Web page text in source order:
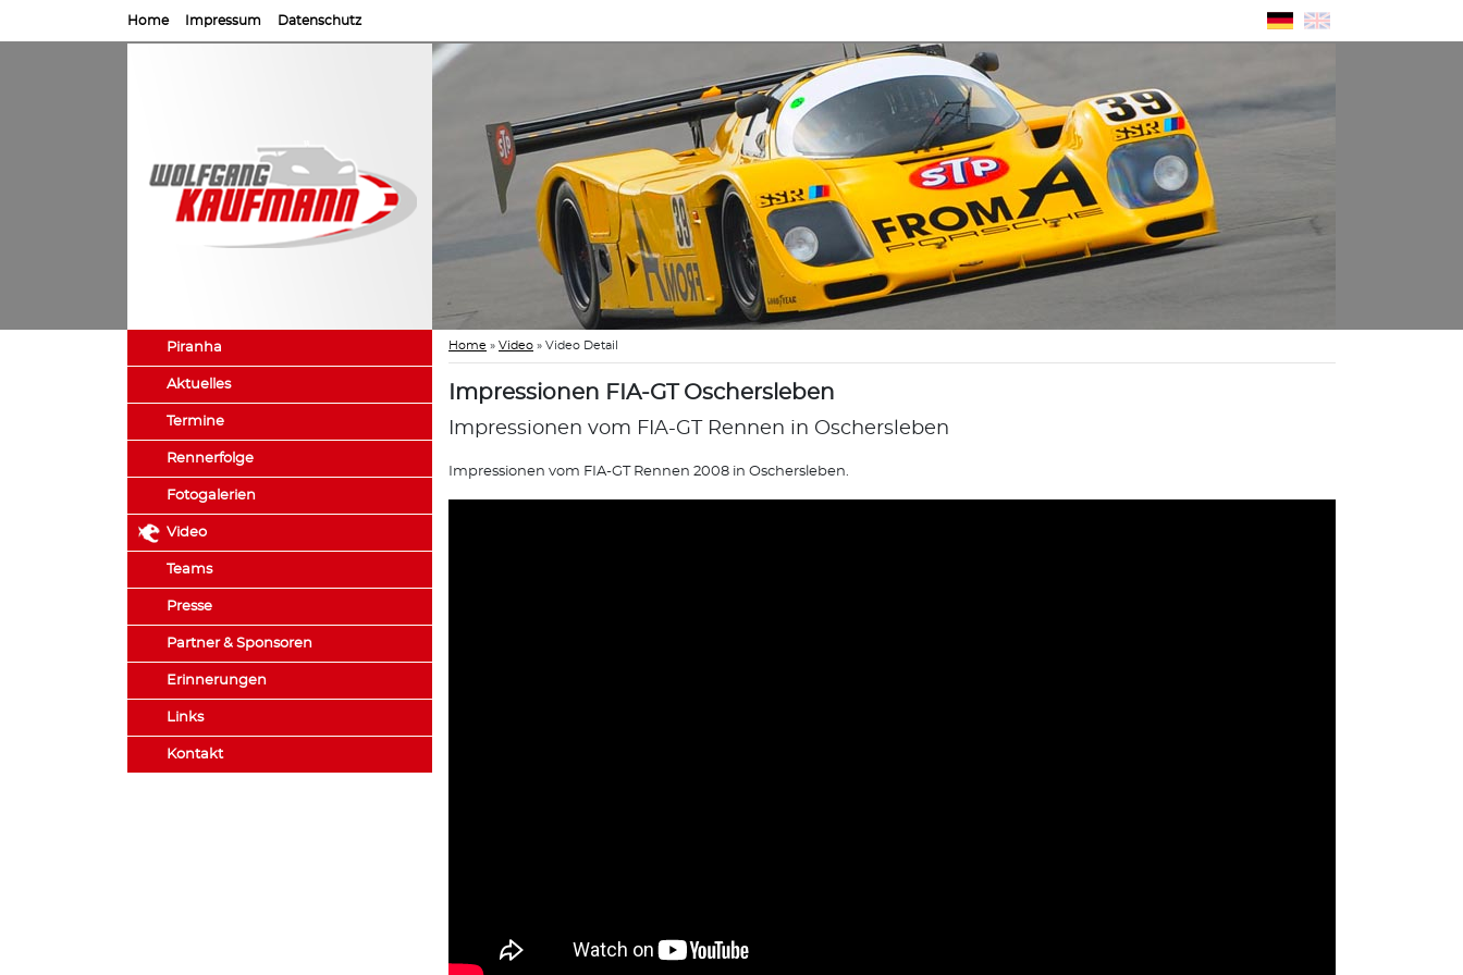
Home Impressum Datenschutz
Piranha
Aktuelles
Termine
Rennerfolge
Fotogalerien
Video
Teams
Presse
Partner & Sponsoren
Erinnerungen
Links
Kontakt
Home » Video » Video Detail
Impressionen FIA-GT Oschersleben
Impressionen vom FIA-GT Rennen in Oschersleben
Impressionen vom FIA-GT Rennen 2008 in Oschersleben.